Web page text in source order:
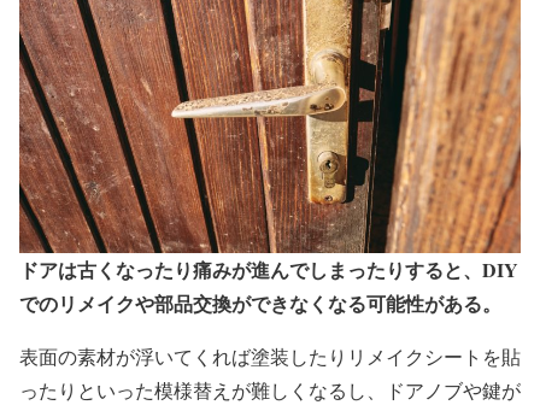
ドアは古くなったり痛みが進んでしまったりすると、DIY
でのリメイクや部品交換ができなくなる可能性がある。
表面の素材が浮いてくれば塗装したりリメイクシートを貼
ったりといった模様替えが難しくなるし、ドアノブや鍵が